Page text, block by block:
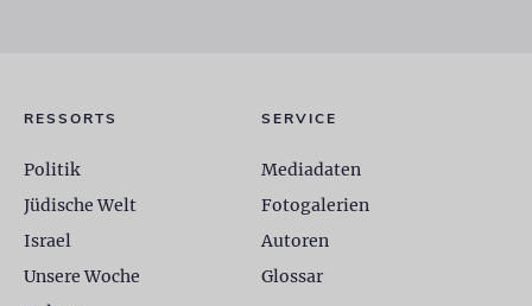
RESSORTS
Politik
Jüdische Welt
Israel
Unsere Woche
SERVICE
Mediadaten
Fotogalerien
Autoren
Glossar